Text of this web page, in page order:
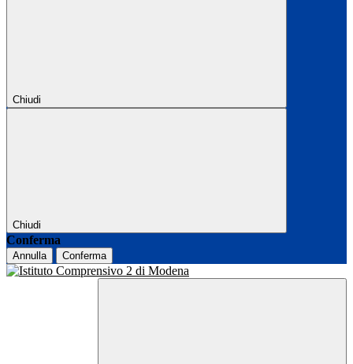
Chiudi
Chiudi
Conferma
Annulla Conferma